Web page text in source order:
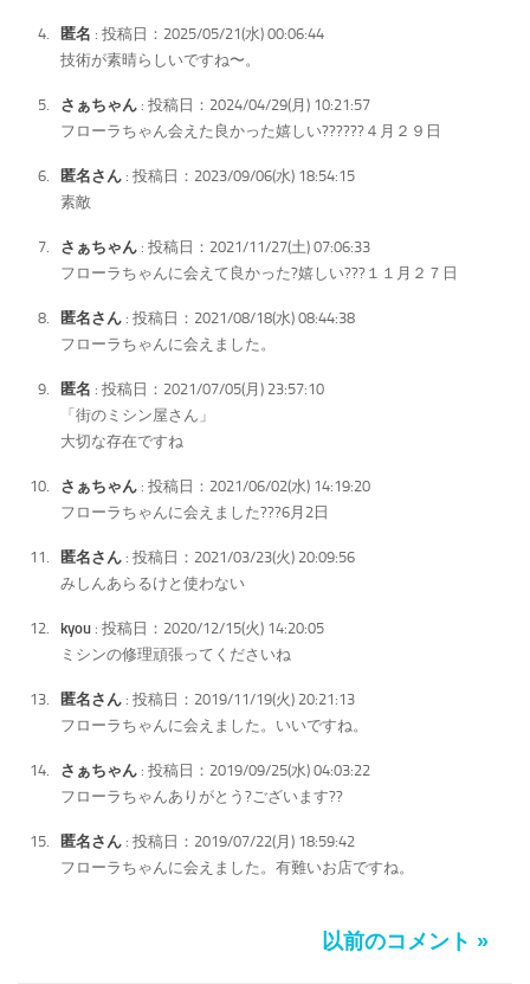
匿名 : 投稿日：2025/05/21(水) 00:06:44
技術が素晴らしいですね〜。
さぁちゃん : 投稿日：2024/04/29(月) 10:21:57
フローラちゃん会えた良かった嬉しい??????４月２９日
匿名さん : 投稿日：2023/09/06(水) 18:54:15
素敵
さぁちゃん : 投稿日：2021/11/27(土) 07:06:33
フローラちゃんに会えて良かった?嬉しい???１１月２７日
匿名さん : 投稿日：2021/08/18(水) 08:44:38
フローラちゃんに会えました。
匿名 : 投稿日：2021/07/05(月) 23:57:10
「街のミシン屋さん」
大切な存在ですね
さぁちゃん : 投稿日：2021/06/02(水) 14:19:20
フローラちゃんに会えました???6月2日
匿名さん : 投稿日：2021/03/23(火) 20:09:56
みしんあらるけと使わない
kyou : 投稿日：2020/12/15(火) 14:20:05
ミシンの修理頑張ってくださいね
匿名さん : 投稿日：2019/11/19(火) 20:21:13
フローラちゃんに会えました。いいですね。
さぁちゃん : 投稿日：2019/09/25(水) 04:03:22
フローラちゃんありがとう?ございます??
匿名さん : 投稿日：2019/07/22(月) 18:59:42
フローラちゃんに会えました。有難いお店ですね。
以前のコメント »